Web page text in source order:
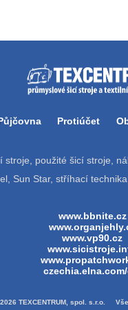
Protiúčet
použité šicí stroje,
Sun Star, stříhací
www.bbnite.cz
www.vp90.cz
TEXCENTRUM, spol. s.r.o.